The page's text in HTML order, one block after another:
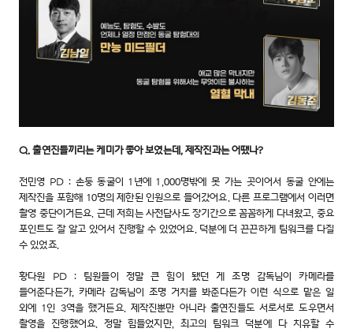
Q. 출연진들끼리는 케미가 좋아 보였는데, 제작진과는 어땠나?
전민영 PD : 손둥 동굴이 1년에 1,000명밖에 못 가는 곳이어서 동굴 안에는
제작진을 포함해 10명의 제한된 인원으로 들어갔어요. 다른 프로그램에서 이러면
촬영 중단이거든요. 근데 저희는 사전답사도 장기간으로 꼼꼼하게 다녀왔고, 중요
포인트도 잘 알고 있어서 진행할 수 있었어요. 덕분에 더 끈끈하게 팀워크를 다질
수 있었죠.
황다원 PD : 팀원들이 정말 큰 힘이 됐던 게 조명 감독님이 카메라를
들어준다든가, 카메라 감독님이 조명 거치를 봐준다든가 이런 식으로 맡은 일
외에 1인 3역을 했거든요. 제작진뿐만 아니라 출연진들도 서로서로 도우면서
촬영을 진행했어요. 정말 힘들었지만, 최고의 팀워크 덕분에 다 치유할 수